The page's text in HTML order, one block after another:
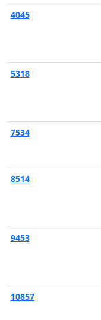
4045
5318
7534
8514
9453
10857